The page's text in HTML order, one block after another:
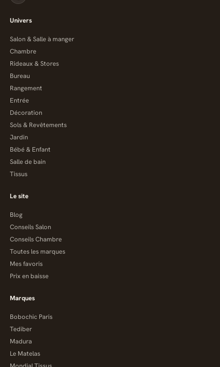
Univers
Salon & Salle à manger
Chambre
Rideaux & Stores
Bureau
Rangement
Entrée
Décoration
Sols & Revêtements
Jardin
Bébé & Enfant
Salle de bain
Tissus
Le site
Blog
Conseils Salon
Conseils Chambre
Toutes les marques
Mes favoris
Prix en baisse
Marques
Bobochic Paris
Tediber
Madura
Le Matelas